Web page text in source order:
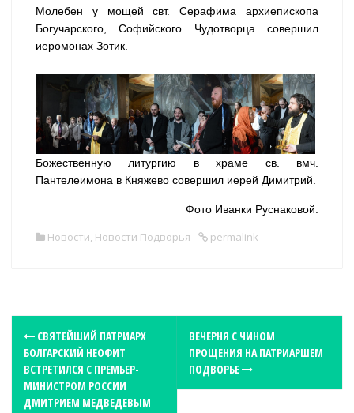
Молебен у мощей свт. Серафима архиепископа
Богучарского, Софийского Чудотворца совершил
иеромонах Зотик.
Божественную литургию в храме св. вмч.
Пантелеимона в Княжево совершил иерей Димитрий.
Фото Иванки Руснаковой.
Новости, Новости Подворья permalink
СВЯТЕЙШИЙ ПАТРИАРХ
БОЛГАРСКИЙ НЕОФИТ
ВСТРЕТИЛСЯ С ПРЕМЬЕР-
МИНИСТРОМ РОССИИ
ДМИТРИЕМ МЕДВЕДЕВЫМ
ВЕЧЕРНЯ С ЧИНОМ
ПРОЩЕНИЯ НА ПАТРИАРШЕМ
ПОДВОРЬЕ